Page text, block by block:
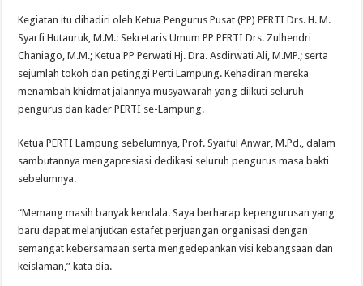
Kegiatan itu dihadiri oleh Ketua Pengurus Pusat (PP) PERTI Drs. H. M.
Syarfi Hutauruk, M.M.: Sekretaris Umum PP PERTI Drs. Zulhendri
Chaniago, M.M.; Ketua PP Perwati Hj. Dra. Asdirwati Ali, M.MP.; serta
sejumlah tokoh dan petinggi Perti Lampung. Kehadiran mereka
menambah khidmat jalannya musyawarah yang diikuti seluruh
pengurus dan kader PERTI se-Lampung.
Ketua PERTI Lampung sebelumnya, Prof. Syaiful Anwar, M.Pd., dalam
sambutannya mengapresiasi dedikasi seluruh pengurus masa bakti
sebelumnya.
“Memang masih banyak kendala. Saya berharap kepengurusan yang
baru dapat melanjutkan estafet perjuangan organisasi dengan
semangat kebersamaan serta mengedepankan visi kebangsaan dan
keislaman,” kata dia.